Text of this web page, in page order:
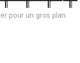
pour un gros plan.